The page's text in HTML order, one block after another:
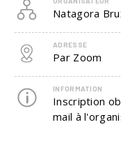
Natagora
ADRESSE
Par Zoom
INFORMATION
Inscription
mail à